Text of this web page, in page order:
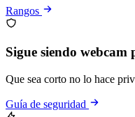
Rangos
Sigue siendo webcam
Que sea corto no lo hace
Guía de seguridad